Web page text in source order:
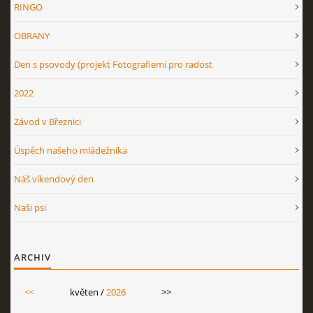
OV NO 2026
RINGO
OBRANY
Den s psovody (projekt Fotografiemi pro radost
2022
Závod v Březnici
Úspěch našeho mládežníka
Náš víkendový den
Naši psi
ARCHIV
<< květen /2026 >>